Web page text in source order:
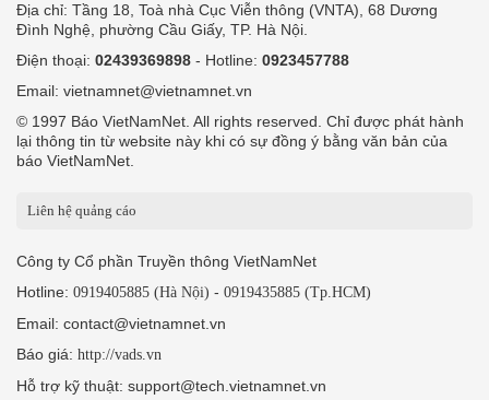
Địa chỉ: Tầng 18, Toà nhà Cục Viễn thông (VNTA), 68 Dương
Đình Nghệ, phường Cầu Giấy, TP. Hà Nội.
Điện thoại: 02439369898 - Hotline: 0923457788
Email: vietnamnet@vietnamnet.vn
© 1997 Báo VietNamNet. All rights reserved. Chỉ được phát hành
lại thông tin từ website này khi có sự đồng ý bằng văn bản của
báo VietNamNet.
Liên hệ quảng cáo
Công ty Cổ phần Truyền thông VietNamNet
Hotline: 0919405885 (Hà Nội) - 0919435885 (Tp.HCM)
Email: contact@vietnamnet.vn
Báo giá: http://vads.vn
Hỗ trợ kỹ thuật: support@tech.vietnamnet.vn